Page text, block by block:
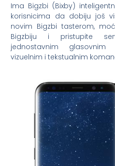
Ima Bigzbi (Bixby)
korisnicima da dobiju još
novim Bigzbi tasterom,
Bigzbiju i pristupite
jednostavnim glasovnim
vizuelnim i tekstualnim